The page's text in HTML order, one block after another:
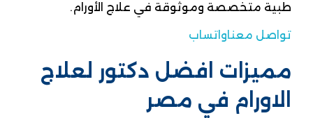
طبية متخصصة وموثوقة في علاج الأورام.
تواصل معنا واتساب
مميزات افضل دكتور لعلاج
الاورام في مصر